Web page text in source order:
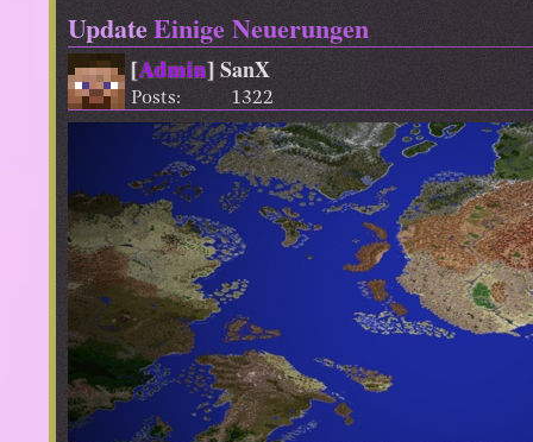
UpdateEinige Neuerungen
[Admin]SanX
Posts: 1322